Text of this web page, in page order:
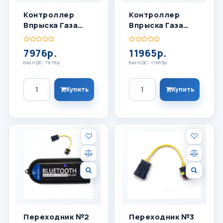
Контроллер
Впрыска Газа
OMVL SAVER SKY
7976р.
Без НДС: 7976р.
Количество
Купить
Контроллер
Впрыска Газа
OMVL SAVER SKY
11965р.
Без НДС: 11965р.
Количество
Купить
Переходник №2
Переходник №3